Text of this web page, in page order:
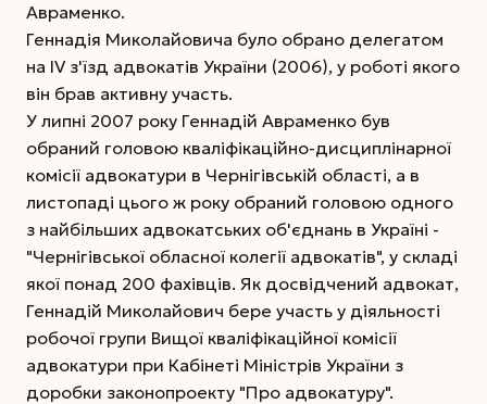
Авраменко.
Геннадія Миколайовича було обрано делегатом
на ІV з'їзд адвокатів України (2006), у роботі якого
він брав активну участь.
У липні 2007 року Геннадій Авраменко був
обраний головою кваліфікаційно-дисциплінарної
комісії адвокатури в Чернігівській області, а в
листопаді цього ж року обраний головою одного
з найбільших адвокатських об'єднань в Україні -
"Чернігівської обласної колегії адвокатів", у складі
якої понад 200 фахівців. Як досвідчений адвокат,
Геннадій Миколайович бере участь у діяльності
робочої групи Вищої кваліфікаційної комісії
адвокатури при Кабінеті Міністрів України з
доробки законопроекту "Про адвокатуру".